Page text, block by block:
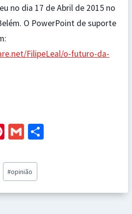
no dia 17 de Abril de 2015 no
O PowerPoint de suporte
FilipeLeal/o-futuro-da-
Pi
er
es
t
G
ai
l
#opinião